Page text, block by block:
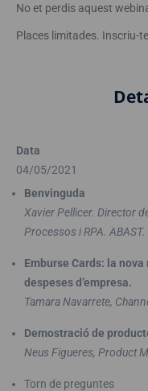
No et perdis aquest
Places limitades. Inscriu-
Data
04/05/2021
Benvinguda
Xavier Pellicer. Director
Processos i RPA. ABAST.
Emburse Cards: la
despeses d’empresa.
Tamara Navarrete,
Demostració de
Neus Figueres, Product
Torn de preguntes